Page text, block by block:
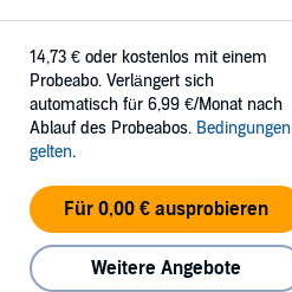
14,73 € oder kostenlos mit einem
Probeabo. Verlängert sich
automatisch für 6,99 €/Monat nach
Ablauf des Probeabos. Bedingungen
gelten.
Für 0,00 € ausprobieren
Weitere Angebote